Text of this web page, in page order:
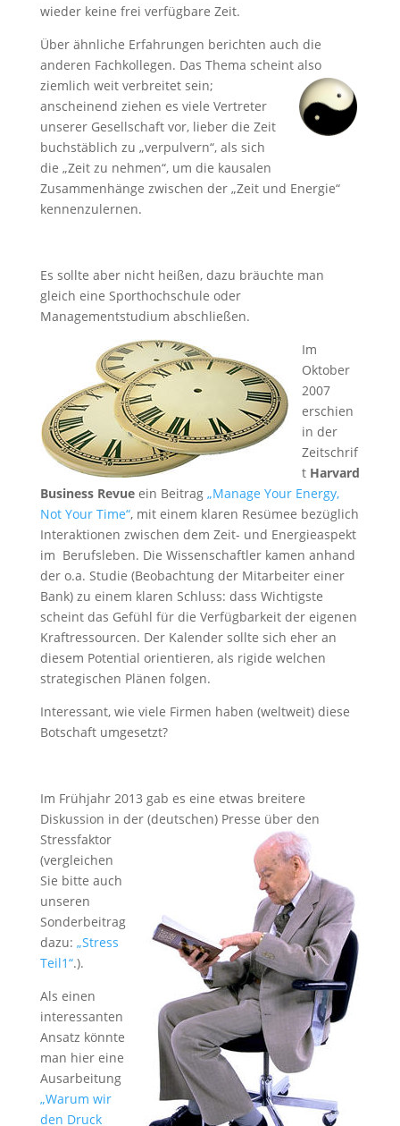
wieder keine frei verfügbare Zeit.
Über ähnliche Erfahrungen berichten auch die
anderen Fachkollegen. Das Thema scheint also
ziemlich weit verbreitet sein;
anscheinend ziehen es viele Vertreter
unserer Gesellschaft vor, lieber die Zeit
buchstäblich zu „verpulvern“, als sich
die „Zeit zu nehmen“, um die kausalen
Zusammenhänge zwischen der „Zeit und Energie“
kennenzulernen.
Es sollte aber nicht heißen, dazu bräuchte man
gleich eine Sporthochschule oder
Managementstudium abschließen.
Im
Oktober
2007
erschien
in der
Zeitschrif
t Harvard
Business Revueein Beitrag „Manage Your Energy,
Not Your Time“, mit einem klaren Resümee bezüglich
Interaktionen zwischen dem Zeit- und Energieaspekt
im Berufsleben. Die Wissenschaftler kamen anhand
der o.a. Studie (Beobachtung der Mitarbeiter einer
Bank) zu einem klaren Schluss: dass Wichtigste
scheint das Gefühl für die Verfügbarkeit der eigenen
Kraftressourcen. Der Kalender sollte sich eher an
diesem Potential orientieren, als rigide welchen
strategischen Plänen folgen.
Interessant, wie viele Firmen haben (weltweit) diese
Botschaft umgesetzt?
Im Frühjahr 2013 gab es eine etwas breitere
Diskussion in der (deutschen) Presse über den
Stressfaktor
(vergleichen
Sie bitte auch
unseren
Sonderbeitrag
dazu: „Stress
Teil1“.).
Als einen
interessanten
Ansatz könnte
man hier eine
Ausarbeitung
„Warum wir
den Druck